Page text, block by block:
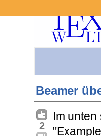
Beamer
2
Im